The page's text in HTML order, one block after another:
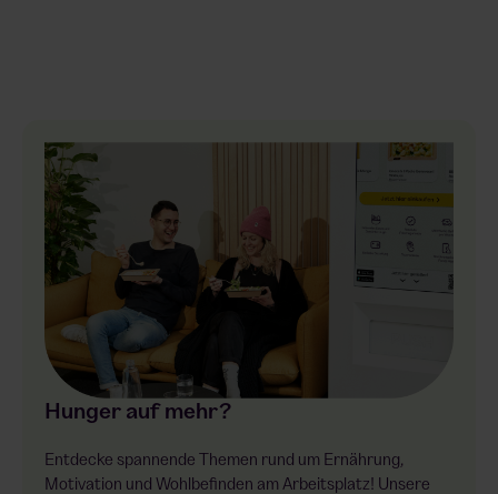
Hunger auf mehr?
Entdecke spannende Themen rund um Ernährung,
Motivation und Wohlbefinden am Arbeitsplatz! Unsere